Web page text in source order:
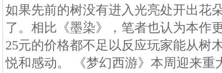
如果先前的树没有进入光亮处开出花
了。相比《墨染》，笔者也认为本作
25元的价格都不足以反应玩家能从树
悦和感动。 《梦幻西游》本周迎来重